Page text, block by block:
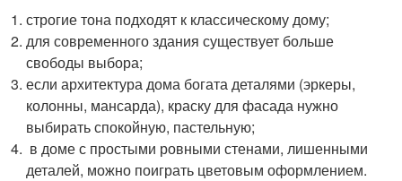
строгие тона подходят к классическому дому;
для современного здания существует больше
свободы выбора;
если архитектура дома богата деталями (эркеры,
колонны, мансарда), краску для фасада нужно
выбирать спокойную, пастельную;
в доме с простыми ровными стенами, лишенными
деталей, можно поиграть цветовым оформлением.